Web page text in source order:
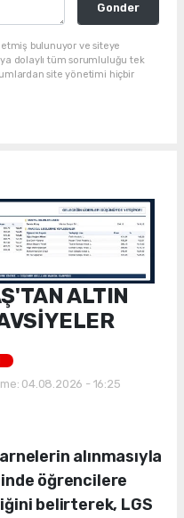
Gonder
etmiş bulunuyor ve siteye
dolaylı tüm sorumluluğu tek
site yönetimi hiçbir
ALTIN
04.08.2026 - 16:25
alınmasıyla
öğrencilere
belirterek, LGS